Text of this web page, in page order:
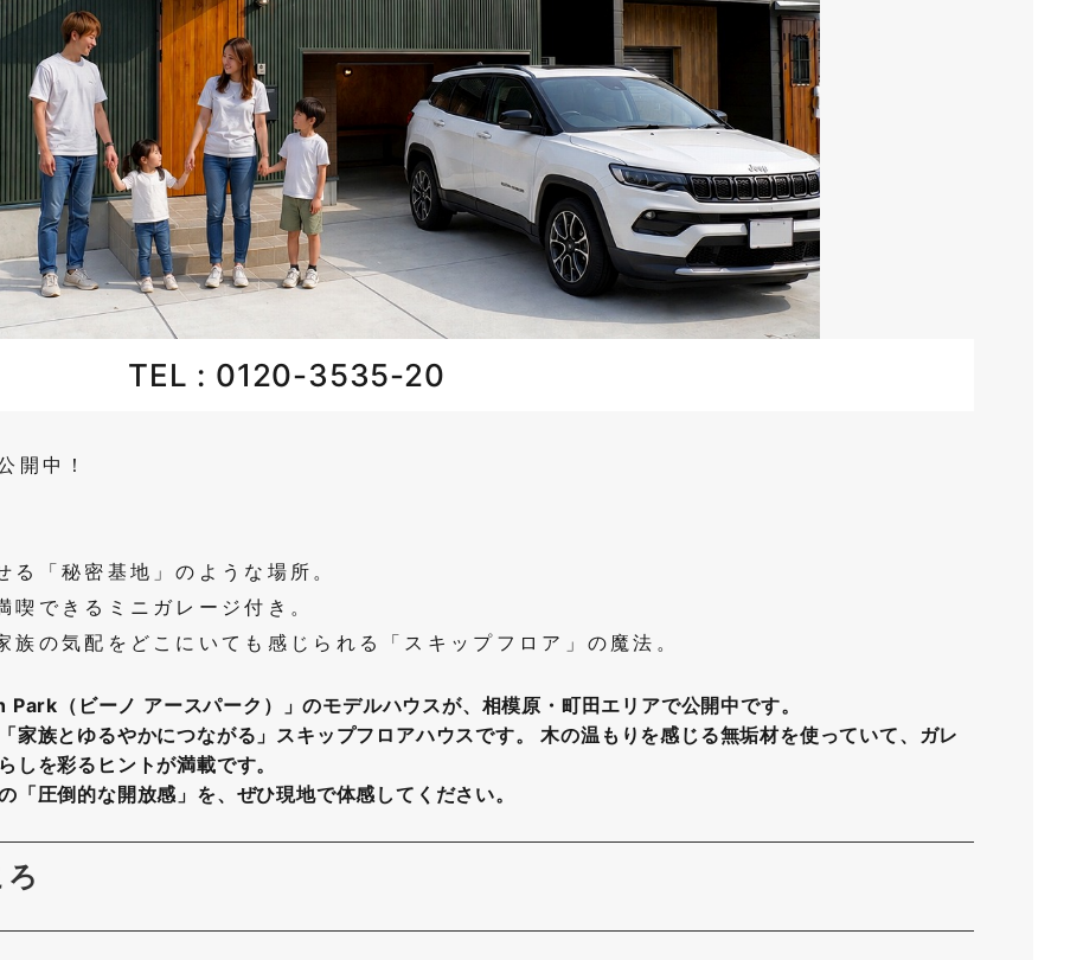
TEL : 0120-3535-20
中！
「秘密基地」のような場所。
できるミニガレージ付き。
の気配をどこにいても感じられる「スキップフロア」の魔法。
（ビーノ アースパーク）」のモデルハウスが、相模原・町田エリアで公開中です。
家族とゆるやかにつながる」スキップフロアハウスです。 木の温もりを感じる無垢材を使っていて、ガレ
しを彩るヒントが満載です。
圧倒的な開放感」を、ぜひ現地で体感してください。